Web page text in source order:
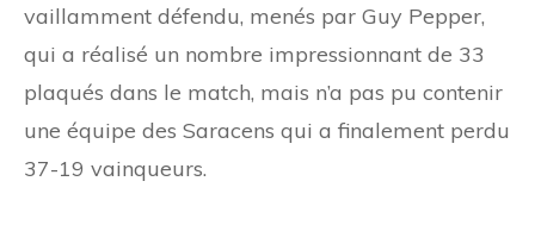
vaillamment défendu, menés par Guy Pepper,
qui a réalisé un nombre impressionnant de 33
plaqués dans le match, mais n’a pas pu contenir
une équipe des Saracens qui a finalement perdu
37-19 vainqueurs.